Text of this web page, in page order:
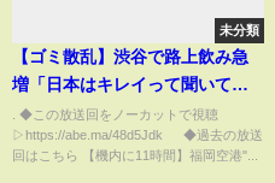
未分類
【ゴミ散乱】渋谷で路上飲み急
増「日本はキレイって聞いてい
たのに…」ツーリストシップを
考える｜ABEMA的ニュースショ
ー
. ◆この放送回をノーカットで視聴
▷https://abe.ma/48d5Jdk ◆過去の放送
回はこちら 【機内に11時間】福岡空港"...